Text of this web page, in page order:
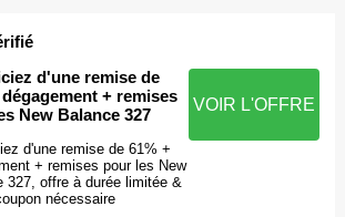
d'une remise de
dégagement + remises
New Balance 327
d'une remise de 61% +
+ remises pour les New
327, offre à durée limitée &
nécessaire
VOIR L'OFFRE